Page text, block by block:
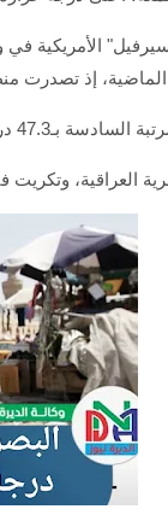
في البصرة ثامناً 47.1 درجة.